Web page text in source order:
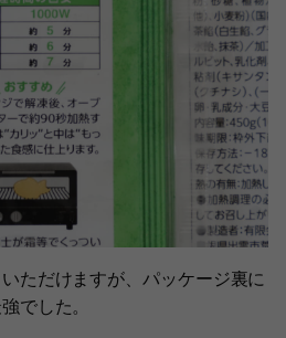
ただけますが、パッケージ裏に
でした。